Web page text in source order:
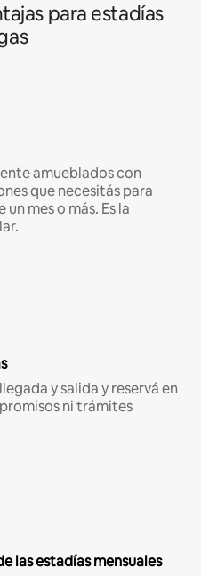
para estadías
amueblados con
que necesitás para
mes o más. Es la
y salida y reservá en
ni trámites
las estadías mensuales